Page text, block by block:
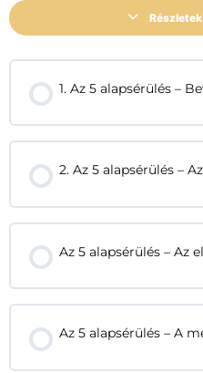
1. Az 5 alapsérülés –
2. Az 5 alapsérülés –
Az 5 alapsérülés – Az
Az 5 alapsérülés – A